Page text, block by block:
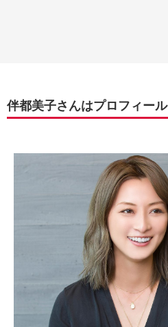
伴都美子さんはプロフィール